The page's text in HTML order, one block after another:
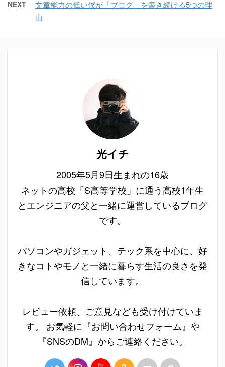
NEXT
文章能力の低い僕が「ブログ」を書き続ける5つの理
由
光イチ
2005年5月9日生まれの16歳
ネットの高校「S高等学校」に通う高校1年生
とエンジニアの父と一緒に運営しているブログ
です。
パソコンやガジェット、テック系を中心に、好
きなコトやモノと一緒に暮らす生活の良さを発
信しています。
レビュー依頼、ご意見なども受け付けていま
す。 お気軽に『お問い合わせフォーム』や
『SNSのDM』からご連絡ください。